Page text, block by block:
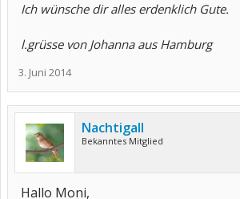
Ich wünsche dir alles erdenklich Gute.
l.grüsse von Johanna aus Hamburg
3. Juni 2014
Nachtigall
Bekanntes Mitglied
Hallo Moni,